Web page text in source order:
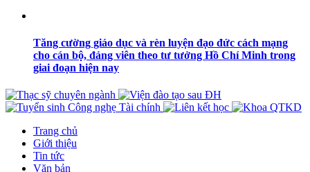
Tăng cường giáo dục và rèn luyện đạo đức cách mạng
cho cán bộ, đảng viên theo tư tưởng Hồ Chí Minh trong
giai đoạn hiện nay
Trang chủ
Giới thiệu
Tin tức
Văn bản